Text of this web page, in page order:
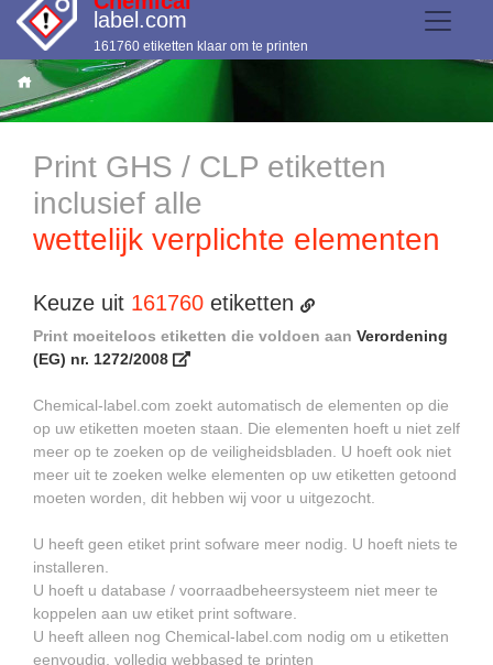
label.com
161760 etiketten klaar om te printen
Print GHS / CLP etiketten
inclusief alle
wettelijk verplichte elementen
Keuze uit 161760 etiketten
Print moeiteloos etiketten die voldoen aan Verordening
(EG) nr. 1272/2008
Chemical-label.com zoekt automatisch de elementen op die
op uw etiketten moeten staan. Die elementen hoeft u niet zelf
meer op te zoeken op de veiligheidsbladen. U hoeft ook niet
meer uit te zoeken welke elementen op uw etiketten getoond
moeten worden, dit hebben wij voor u uitgezocht.
U heeft geen etiket print sofware meer nodig. U hoeft niets te
installeren.
U hoeft u database / voorraadbeheersysteem niet meer te
koppelen aan uw etiket print software.
U heeft alleen nog Chemical-label.com nodig om u etiketten
eenvoudig, volledig webbased te printen